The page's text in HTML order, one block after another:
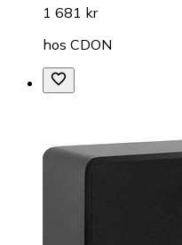
1 681 kr
hos CDON